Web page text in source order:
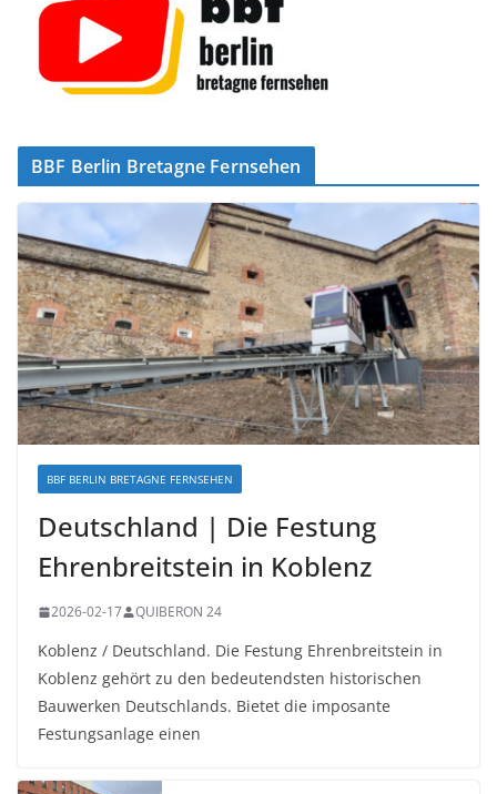
BBF Berlin Bretagne Fernsehen
BBF BERLIN BRETAGNE FERNSEHEN
Deutschland | Die Festung
Ehrenbreitstein in Koblenz
2026-02-17 QUIBERON 24
Koblenz / Deutschland. Die Festung Ehrenbreitstein in
Koblenz gehört zu den bedeutendsten historischen
Bauwerken Deutschlands. Bietet die imposante
Festungsanlage einen